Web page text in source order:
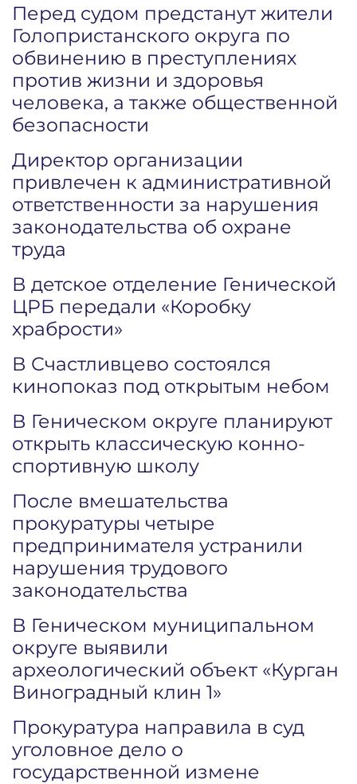
Перед судом предстанут жители
Голопристанского округа по
обвинению в преступлениях
против жизни и здоровья
человека, а также общественной
безопасности
Директор организации
привлечен к административной
ответственности за нарушения
законодательства об охране
труда
В детское отделение Генической
ЦРБ передали «Коробку
храбрости»
В Счастливцево состоялся
кинопоказ под открытым небом
В Геническом округе планируют
открыть классическую конно-
спортивную школу
После вмешательства
прокуратуры четыре
предпринимателя устранили
нарушения трудового
законодательства
В Геническом муниципальном
округе выявили
археологический объект «Курган
Виноградный клин 1»
Прокуратура направила в суд
уголовное дело о
государственной измене